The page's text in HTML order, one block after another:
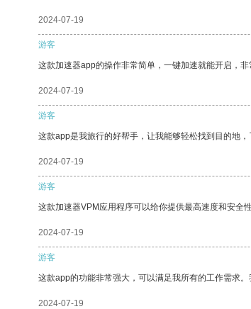
2024-07-19
游客
这款加速器app的操作非常简单，一键加速就能开启，非
2024-07-19
游客
这款app是我旅行的好帮手，让我能够轻松找到目的地，
2024-07-19
游客
这款加速器VPM应用程序可以给你提供最高速度和安全
2024-07-19
游客
这款app的功能非常强大，可以满足我所有的工作需求
2024-07-19